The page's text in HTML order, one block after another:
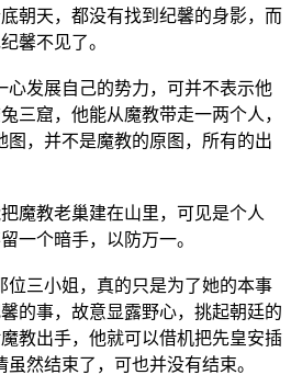
朝天，都没有找到纪馨的身影，而
馨不见了。
发展自己的势力，可并不表示他
三窟，他能从魔教带走一两个人，
图，并不是魔教的原图，所有的出
魔教老巢建在山里，可见是个人
一个暗手，以防万一。
三小姐，真的只是为了她的本事
的事，故意显露野心，挑起朝廷的
教出手，他就可以借机把先皇安插
然结束了，可也并没有结束。